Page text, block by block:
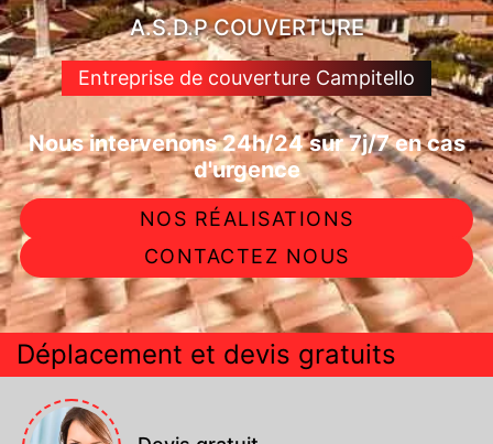
A.S.D.P COUVERTURE
Entreprise de couverture Campitello
Nous intervenons 24h/24 sur 7j/7 en cas
d'urgence
NOS RÉALISATIONS
CONTACTEZ NOUS
Déplacement et devis gratuits